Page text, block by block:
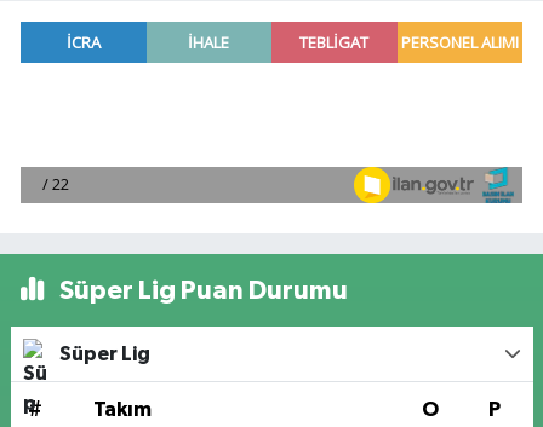
Süper Lig Puan Durumu
Süper Lig
# Takım O P